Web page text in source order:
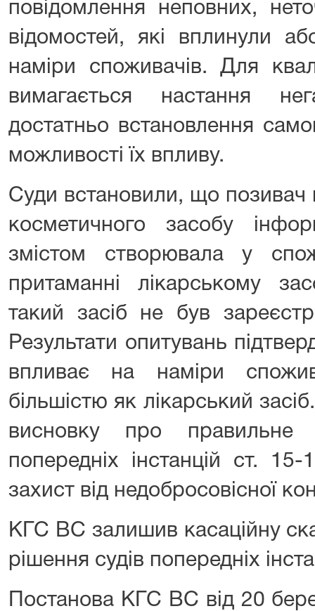
повідомлення неповних,
відомостей, які вплинули
наміри споживачів. Для
вимагається настання
достатньо встановлення
можливості їх впливу.
Суди встановили, що позивач
косметичного засобу
змістом створювала у
притаманні лікарському
такий засіб не був
Результати опитувань
впливає на наміри
більшістю як лікарський
висновку про правильне
попередніх інстанцій ст.
захист від недобросовісної
КГС ВС залишив касаційну
рішення судів попередніх
Постанова КГС ВС від 20